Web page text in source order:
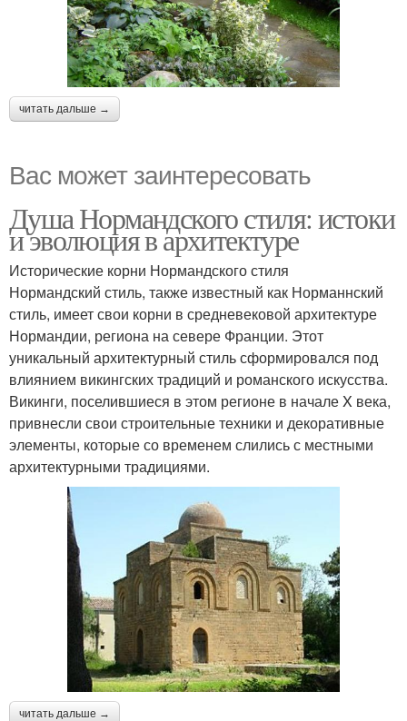
читать дальше →
Вас может заинтересовать
Душа Нормандского стиля: истоки
и эволюция в архитектуре
Исторические корни Нормандского стиля
Нормандский стиль, также известный как Норманнский
стиль, имеет свои корни в средневековой архитектуре
Нормандии, региона на севере Франции. Этот
уникальный архитектурный стиль сформировался под
влиянием викингских традиций и романского искусства.
Викинги, поселившиеся в этом регионе в начале X века,
привнесли свои строительные техники и декоративные
элементы, которые со временем слились с местными
архитектурными традициями.
читать дальше →